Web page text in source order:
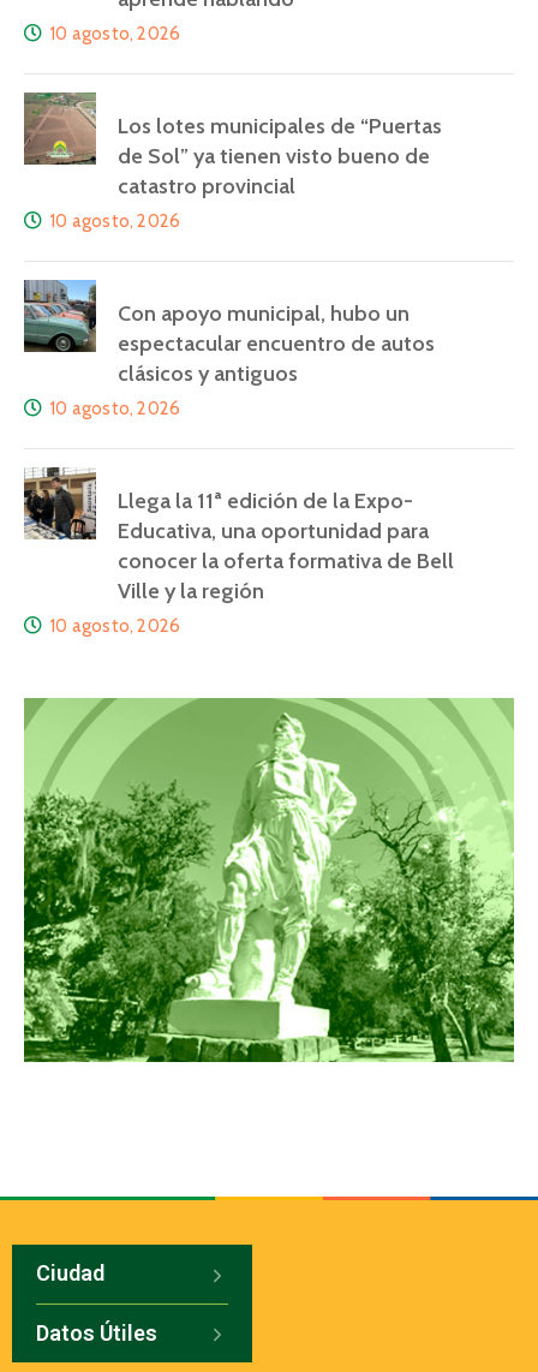
10 agosto, 2026
Los lotes municipales de “Puertas
de Sol” ya tienen visto bueno de
catastro provincial
10 agosto, 2026
Con apoyo municipal, hubo un
espectacular encuentro de autos
clásicos y antiguos
10 agosto, 2026
Llega la 11ª edición de la Expo-
Educativa, una oportunidad para
conocer la oferta formativa de Bell
Ville y la región
10 agosto, 2026
Ciudad
Datos Útiles